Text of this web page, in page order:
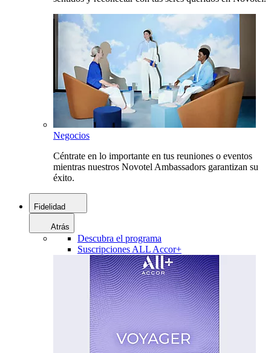
Negocios
Céntrate en lo importante en tus reuniones o eventos
mientras nuestros Novotel Ambassadors garantizan su
éxito.
Fidelidad
Atrás
Descubra el programa
Suscripciones ALL Accor+